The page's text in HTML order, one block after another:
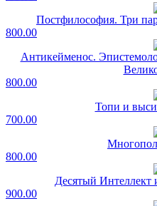
Постфилософия. Три
800.00
Антикейменос.
800.00
Топи и выси
700.00
800.00
Десятый Интеллект
900.00